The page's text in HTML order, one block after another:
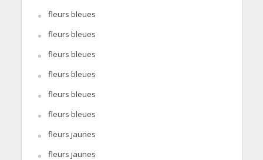
fleurs bleues
fleurs bleues
fleurs bleues
fleurs bleues
fleurs bleues
fleurs bleues
fleurs jaunes
fleurs jaunes